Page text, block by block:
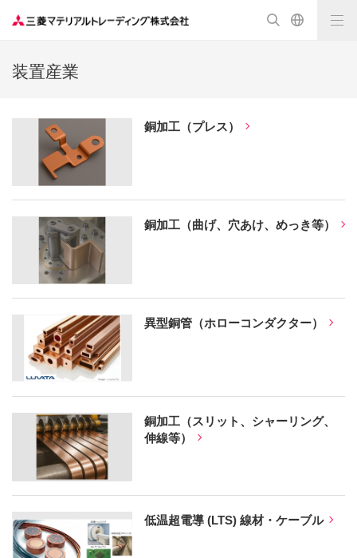
装置産業
銅加工（プレス）
銅加工（曲げ、穴あけ、めっき等）
異型銅管（ホローコンダクター）
銅加工（スリット、シャーリング、
伸線等）
低温超電導 (LTS) 線材・ケーブル